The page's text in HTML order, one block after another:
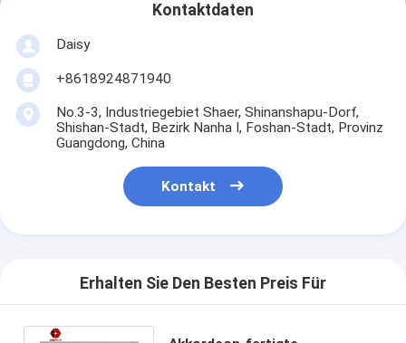
Kontaktdaten
Daisy
+8618924871940
No.3-3, Industriegebiet Shaer, Shinanshapu-Dorf,
Shishan-Stadt, Bezirk Nanha I, Foshan-Stadt, Provinz
Guangdong, China
Kontakt
Erhalten Sie Den Besten Preis Für